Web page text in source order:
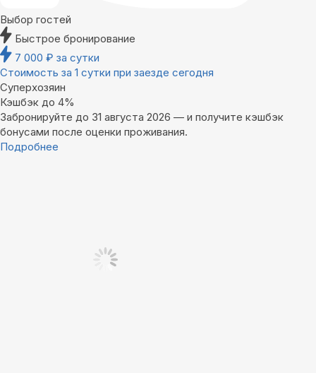
Выбор гостей
Быстрое бронирование
7 000 ₽ за сутки
Стоимость за 1 сутки при заезде сегодня
Суперхозяин
Кэшбэк до 4%
Забронируйте до 31 августа 2026 — и получите кэшбэк
бонусами после оценки проживания.
Подробнее